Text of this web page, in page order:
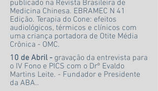
publicado na Revista Brasileira de
Medicina Chinesa. EBRAMEC N 41
Edição. Terapia do Cone: efeitos
audiológicos, térmicos e clínicos com
uma criança portadora de Otite Média
Crônica - OMC.
10 de Abril - gravação da entrevista para
o IV Fono e PICS com o Drº Evaldo
Martins Leite. - Fundador e Presidente
da ABA..